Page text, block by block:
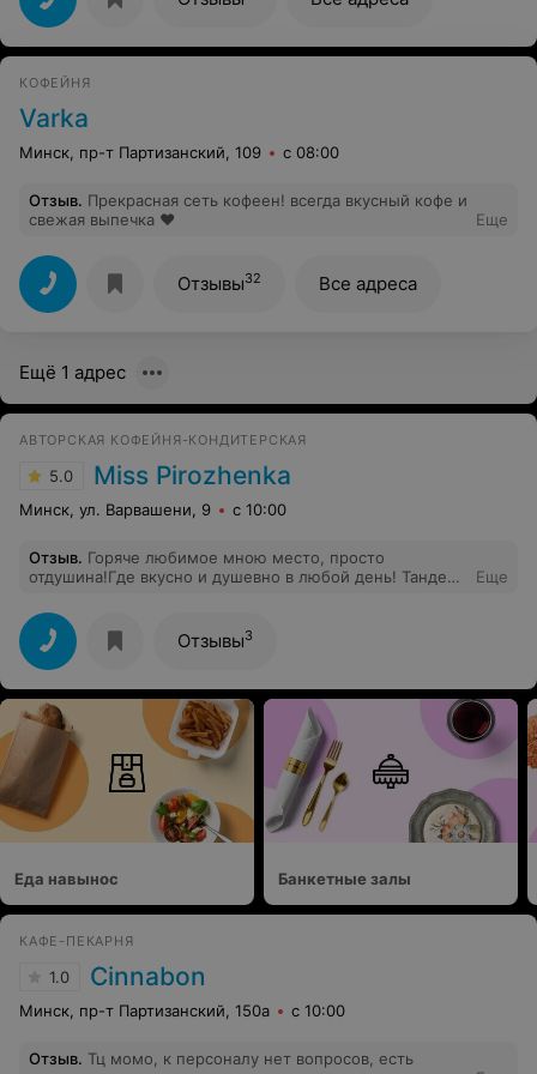
КОФЕЙНЯ
Varka
Минск, пр-т Партизанский, 109 с 08:00
Отзыв. Прекрасная сеть кофеен! всегда вкусный кофе и
свежая выпечка ❤️
Еще
Отзывы32 Все адреса
Ещё 1 адрес
АВТОРСКАЯ КОФЕЙНЯ-КОНДИТЕРСКАЯ
5.0 Miss Pirozhenka
Минск, ул. Варвашени, 9 с 10:00
Отзыв. Горяче любимое мною место, просто
отдушина!Где вкусно и душевно в любой день! Тандем
определенно.Создать вдвоем такой островок радости
и сладости -браво!
Еще
Отзывы3
Еда навынос Банкетные залы
КАФЕ-ПЕКАРНЯ
1.0 Cinnabon
Минск, пр-т Партизанский, 150а с 10:00
Отзыв. Тц момо, к персоналу нет вопросов, есть